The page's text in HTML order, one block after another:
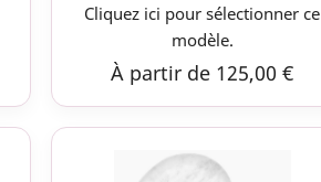
Cliquez ici pour sélectionner ce
modèle.
À partir de 125,00 €